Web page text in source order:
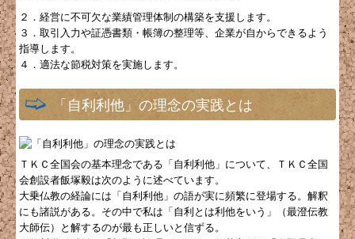
２．経営に不可欠な業績管理体制の構築を支援します。
３．取引入力や証憑書類・帳簿の整理等、企業が自からできるよう
指導します。
４．適法な節税対策を実施します。
「自利利他」の理念の実践とは
ＴＫＣ全国会の基本理念である「自利利他」について、ＴＫＣ全国
会創設者飯塚毅は次のように述べています。
大乗仏教の経論には「自利利他」の語が実に頻繁に登場する。解釈
にも諸説がある。その中で私は「自利とは利他をいう」（最澄伝教
大師伝）と解するのが最も正しいと信ずる。